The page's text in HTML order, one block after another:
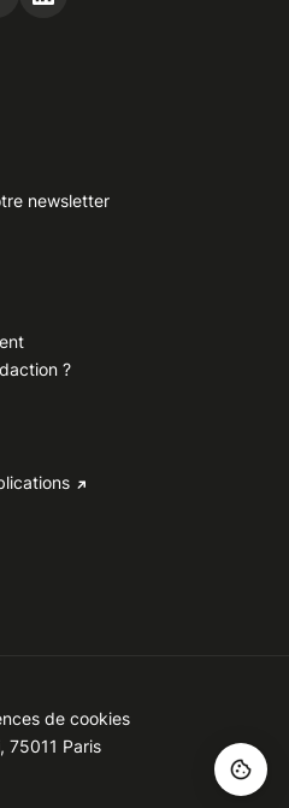
newsletter
?
de cookies
75011 Paris